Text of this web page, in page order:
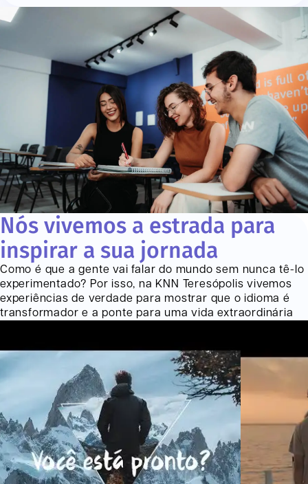
Nós vivemos a estrada para
inspirar a sua jornada
Como é que a gente vai falar do mundo sem nunca tê-lo
experimentado? Por isso, na KNN Teresópolis vivemos
experiências de verdade para mostrar que o idioma é
transformador e a ponte para uma vida extraordinária